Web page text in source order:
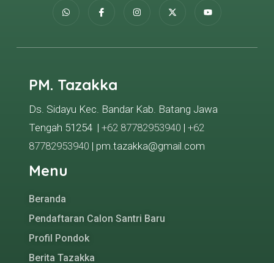
PM. Tazakka
Ds. Sidayu Kec. Bandar Kab. Batang Jawa
Tengah 51254 | +62 87782953940 | +62
87782953940 | pm.tazakka@gmail.com
Menu
Beranda
Pendaftaran Calon Santri Baru
Profil Pondok
Berita Tazakka